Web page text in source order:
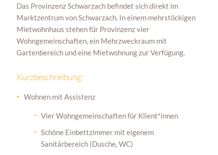
Das Provinzenz Schwarzach befindet sich direkt im
Marktzentrum von Schwarzach. In einem mehrstöckigen
Mietwohnhaus stehen für Provinzenz vier
Wohngemeinschaften, ein Mehrzweckraum mit
Gartenbereich und eine Mietwohnung zur Verfügung.
Kurzbeschreibung:
Wohnen mit Assistenz
Vier Wohngemeinschaften für Klient*innen
Schöne Einbettzimmer mit eigenem
Sanitärbereich (Dusche, WC)